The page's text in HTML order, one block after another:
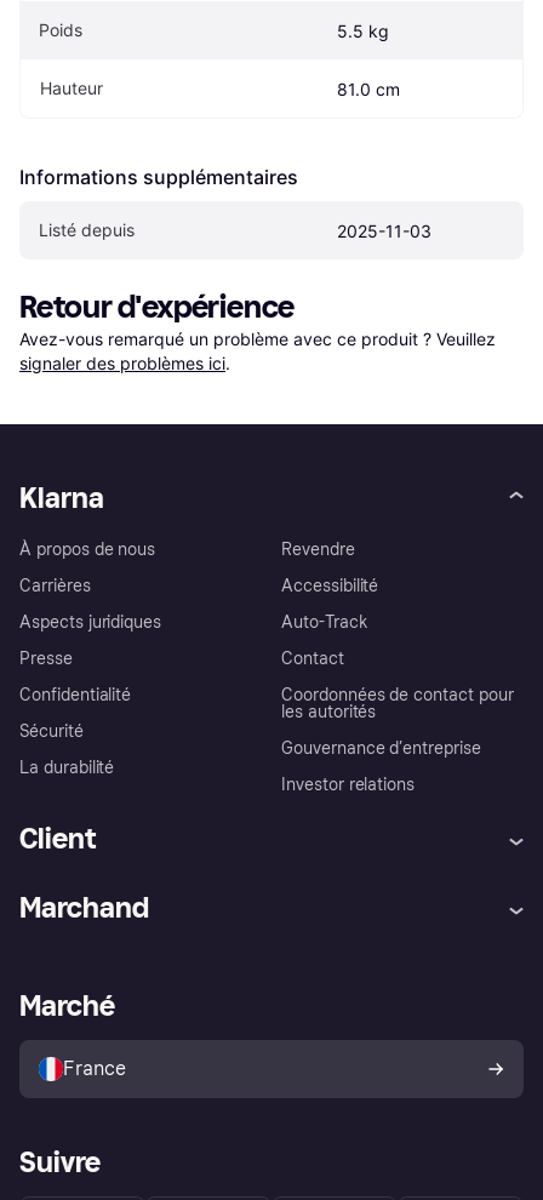
Poids 5.5 kg
Hauteur 81.0 cm
Informations supplémentaires
Listé depuis 2025-11-03
Retour d'expérience
Avez-vous remarqué un problème avec ce produit ? Veuillez
signaler des problèmes ici.
Klarna
À propos de nous
Carrières
Aspects juridiques
Presse
Confidentialité
Sécurité
La durabilité
Revendre
Accessibilité
Auto-Track
Contact
Coordonnées de contact pour
les autorités
Gouvernance d’entreprise
Investor relations
Client
Explorez les magasins
Politique de protection de
l’acheteur Klarna
Marchand
Portail Marchand
Marché
France
Suivre